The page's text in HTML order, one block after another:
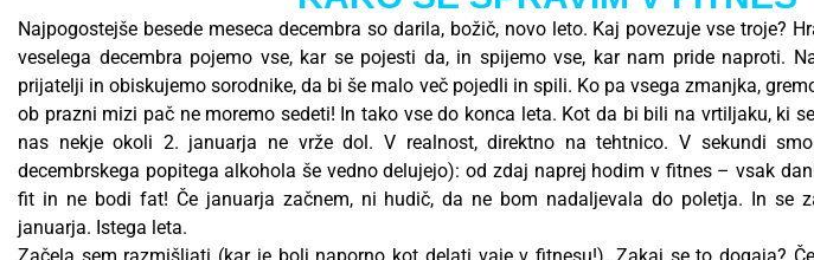
Najpogostejše besede meseca decembra so darila, božič, novo leto. Kaj povezuje vse troje?
veselega decembra pojemo vse, kar se pojesti da, in spijemo vse, kar nam pride naproti.
prijatelji in obiskujemo sorodnike, da bi še malo več pojedli in spili. Ko pa vsega zmanjka,
ob prazni mizi pač ne moremo sedeti! In tako vse do konca leta. Kot da bi bili na vrtiljaku, ki
nas nekje okoli 2. januarja ne vrže dol. V realnost, direktno na tehtnico. V sekundi
decembrskega popitega alkohola še vedno delujejo): od zdaj naprej hodim v fitnes – vsak
fit in ne bodi fat! Če januarja začnem, ni hudič, da ne bom nadaljevala do poletja. In se
januarja. Istega leta.